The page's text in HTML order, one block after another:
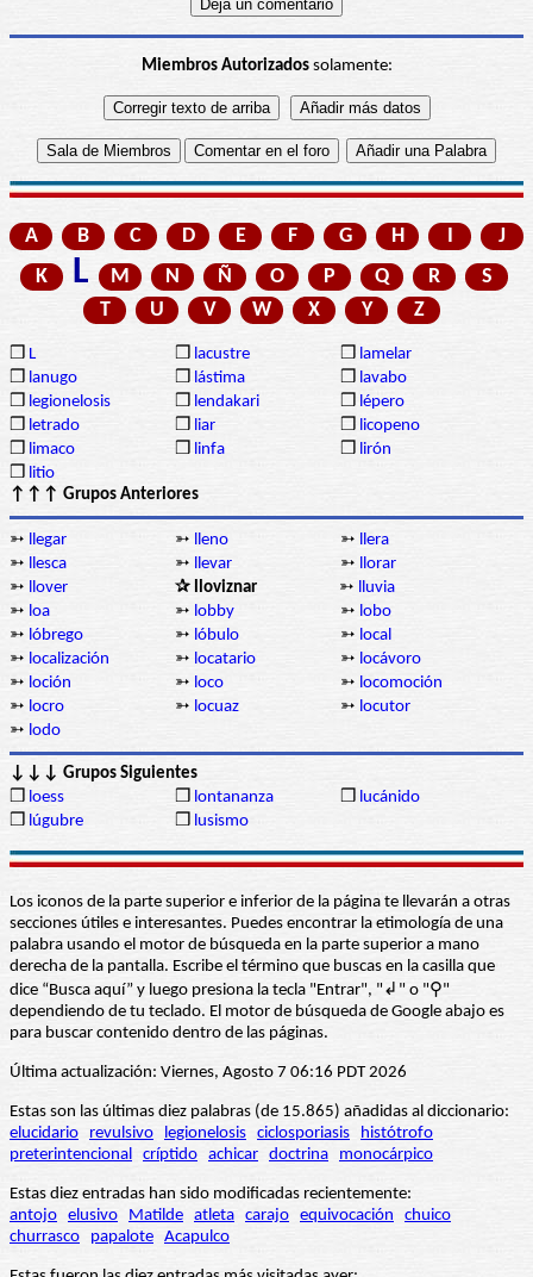
Miembros Autorizadossolamente:
A B C D E F G H I
J
K
L M N Ñ O P Q R
S
T
U V W X Y Z
❒ L ❒ lacustre ❒ lamelar
❒ lanugo ❒ lástima ❒ lavabo
❒ legionelosis ❒ lendakari ❒ lépero
❒ letrado ❒ liar ❒ licopeno
❒ limaco ❒ linfa ❒ lirón
❒ litio
↑↑↑ Grupos Anteriores
➳ llegar ➳ lleno ➳ llera
➳ llesca ➳ llevar ➳ llorar
➳ llover ✰ lloviznar ➳ lluvia
➳ loa ➳ lobby ➳ lobo
➳ lóbrego ➳ lóbulo ➳ local
➳ localización ➳ locatario ➳ locávoro
➳ loción ➳ loco ➳ locomoción
➳ locro ➳ locuaz ➳ locutor
➳ lodo
↓↓↓ Grupos Siguientes
❒ loess ❒ lontananza ❒ lucánido
❒ lúgubre ❒ lusismo
Los iconos de la parte superior e inferior de la página te llevarán a otras
secciones útiles e interesantes. Puedes encontrar la etimología de una
palabra usando el motor de búsqueda en la parte superior a mano
derecha de la pantalla. Escribe el término que buscas en la casilla que
dice “Busca aquí” y luego presiona la tecla "Entrar", "↲" o "⚲"
dependiendo de tu teclado. El motor de búsqueda de Google abajo es
para buscar contenido dentro de las páginas.
Última actualización: Viernes, Agosto 7 06:16 PDT 2026
Estas son las últimas diez palabras (de 15.865) añadidas al diccionario:
elucidario
revulsivo legionelosis ciclosporiasis
histótrofo
preterintencional críptido achicar doctrina monocárpico
Estas diez entradas han sido modificadas recientemente:
antojo elusivo Matilde atleta carajo equivocación
chuico
churrasco
papalote Acapulco